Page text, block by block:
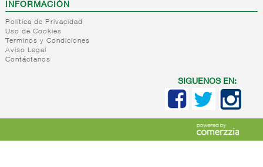
INFORMACIÓN
Política de Privacidad
Uso de Cookies
Terminos y Condiciones
Aviso Legal
Contáctanos
SIGUENOS EN: